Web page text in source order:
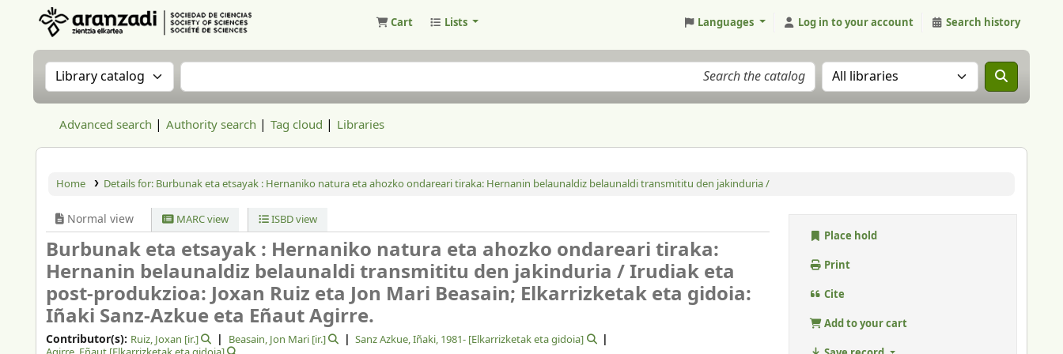
Cart Lists Languages Log in to your account Search history
Search the catalog by:Search the catalog Search the catalog in:
Advanced search Authority search Tag cloud Libraries
Home Details for: Burbunak eta etsayak : Hernaniko natura eta ahozko ondareari tiraka: Hernanin belaunaldiz belaunaldi transmititu den jakinduria /
Normal view MARC view ISBD view
Burbunak eta etsayak : Hernaniko natura eta ahozko ondareari tiraka:
Hernanin belaunaldiz belaunaldi transmititu den jakinduria /Irudiak eta
post-produkzioa: Joxan Ruiz eta Jon Mari Beasain; Elkarrizketak eta gidoia:
Iñaki Sanz-Azkue eta Eñaut Agirre.
Contributor(s): Ruiz, Joxan [ir.] Beasain, Jon Mari[ir.] Sanz Azkue, Iñaki, 1981- [Elkarrizketak eta gidoia]
Place hold
Print
Cite
Add to your cart